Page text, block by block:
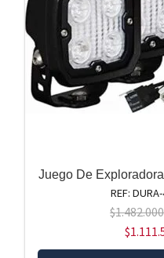
Juego De
REF:
$1.482.000
$